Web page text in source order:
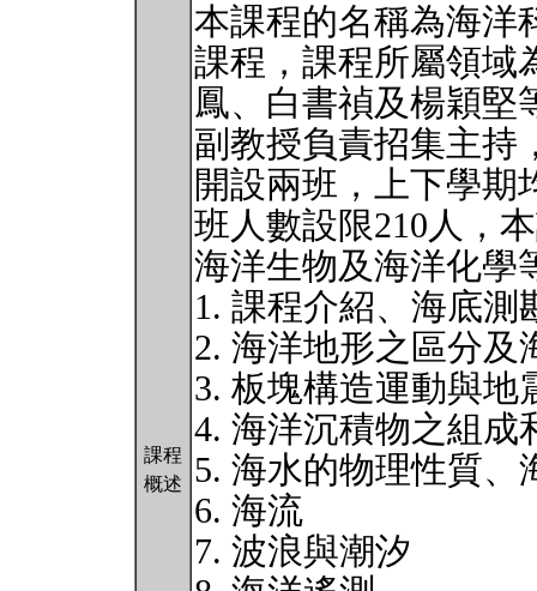
課程
概述
本課程的名稱為海洋
課程，課程所屬領域
鳳、白書禎及楊穎堅
副教授負責招集主持
開設兩班，上下學期
班人數設限210人，
海洋生物及海洋化學
1. 課程介紹、海底測
2. 海洋地形之區分及
3. 板塊構造運動與地
4. 海洋沉積物之組成
5. 海水的物理性質、
6. 海流
7. 波浪與潮汐